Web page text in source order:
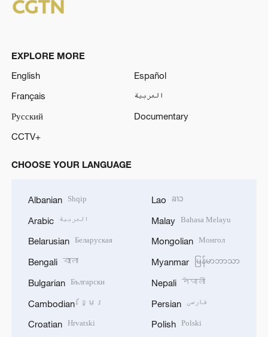
EXPLORE MORE
English
Español
Français
العربية
Русский
Documentary
CCTV+
CHOOSE YOUR LANGUAGE
Albanian Shqip
Arabic العربية
Belarusian Беларуская
Bengali বাংলা
Bulgarian Български
Cambodian ខ្មែរ
Croatian Hrvatski
Lao ລາວ
Malay Bahasa Melayu
Mongolian Монгол
Myanmar မြန်မာဘာသာ
Nepali नेपाली
Persian فارسی
Polish Polski